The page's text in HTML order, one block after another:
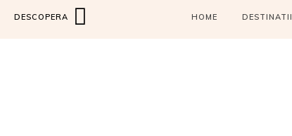
DESCOPERA HOME DESTINATII